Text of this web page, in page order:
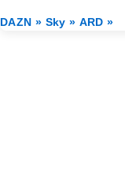
DAZN » Sky » ARD »